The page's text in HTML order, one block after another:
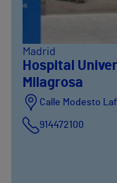
Madrid
Hospital
Milagrosa
Calle Modesto
914472100